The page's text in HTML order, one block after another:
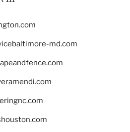
md.com